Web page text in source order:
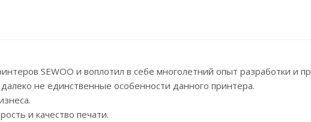
SEWOO и воплотил в себе многолетний опыт разработки и
не единственные особенности данного принтера.
и качество печати.